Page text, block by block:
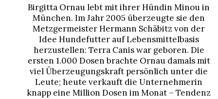
Birgitta Ornau lebt mit ihrer Hündin Minou in
München. Im Jahr 2005 überzeugte sie den
Metzgermeister Hermann Schäbitz von der
Idee Hundefutter auf Lebensmittelbasis
herzustellen: Terra Canis war geboren. Die
ersten 1.000 Dosen brachte Ornau damals mit
viel Überzeugungskraft persönlich unter die
Leute; heute verkauft die Unternehmerin
knapp eine Million Dosen im Monat – Tendenz